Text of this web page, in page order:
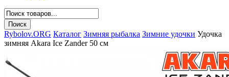
Rybolov.ORG Каталог Зимняя рыбалка Зимние удочки Удочка
зимняя Akara Ice Zander 50 см